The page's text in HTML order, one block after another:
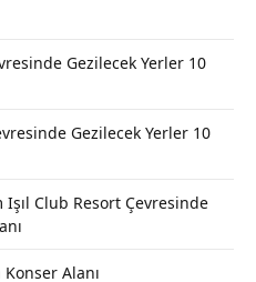
Gezilecek Yerler 10
Gezilecek Yerler 10
Club Resort Çevresinde
Alanı